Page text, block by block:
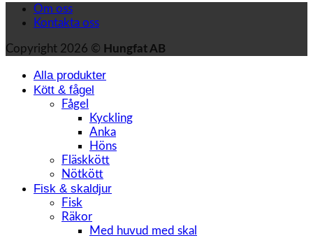
Om oss
Kontakta oss
Copyright 2026 © Hungfat AB
Alla produkter
Kött & fågel
Fågel
Kyckling
Anka
Höns
Fläskkött
Nötkött
Fisk & skaldjur
Fisk
Räkor
Med huvud med skal